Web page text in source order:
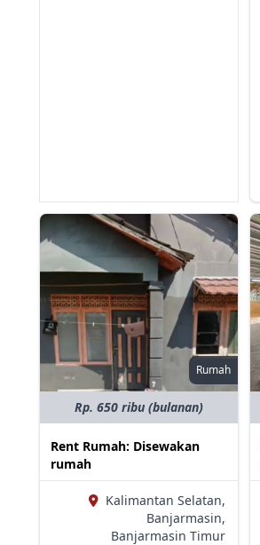
Rumah
Rp. 650 ribu (bulanan)
Rent Rumah: Disewakan
rumah
Kalimantan Selatan,
Banjarmasin,
Banjarmasin Timur